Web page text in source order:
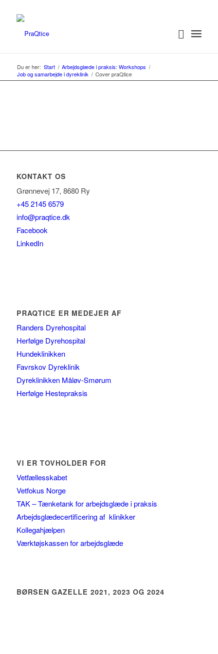
Du er her: Start / Arbejdsglæde i praksis: Workshops /
Job og samarbejde i dyreklinik / Cover praQtice
KONTAKT OS
Grønnevej 17, 8680 Ry
+45 2145 6579
info@praqtice.dk
Facebook
LinkedIn
PRAQTICE ER MEDEJER AF
Randers Dyrehospital
Herfølge Dyrehospital
Hundeklinikken
Favrskov Dyreklinik
Dyreklinikken Måløv-Smørum
Herfølge Hestepraksis
VI ER TOVHOLDER FOR
Vetfællesskabet
Vetfokus Norge
TAK – Tænketank for arbejdsglæde i praksis
Arbejdsglædecertificering af klinikker
Kollegahjælpen
Værktøjskassen for arbejdsglæde
BØRSEN GAZELLE 2021, 2023 OG 2024